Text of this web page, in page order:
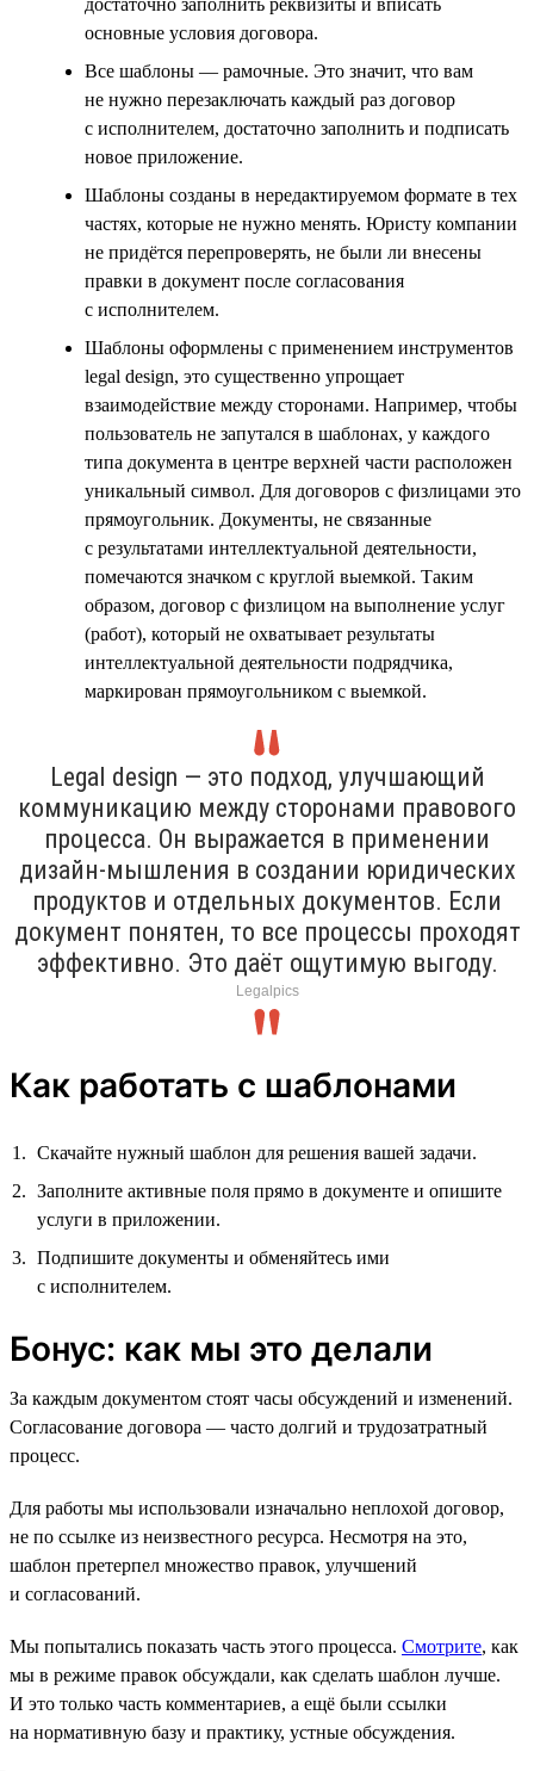
основные условия договора.
Все шаблоны — рамочные. Это значит, что вам
не нужно перезаключать каждый раз договор
с исполнителем, достаточно заполнить и подписать
новое приложение.
Шаблоны созданы в нередактируемом формате в тех
частях, которые не нужно менять. Юристу компании
не придётся перепроверять, не были ли внесены
правки в документ после согласования
с исполнителем.
Шаблоны оформлены с применением инструментов
legal design, это существенно упрощает
взаимодействие между сторонами. Например, чтобы
пользователь не запутался в шаблонах, у каждого
типа документа в центре верхней части расположен
уникальный символ. Для договоров с физлицами это
прямоугольник. Документы, не связанные
с результатами интеллектуальной деятельности,
помечаются значком с круглой выемкой. Таким
образом, договор с физлицом на выполнение услуг
(работ), который не охватывает результаты
интеллектуальной деятельности подрядчика,
маркирован прямоугольником с выемкой.
Legal design — это подход, улучшающий
коммуникацию между сторонами правового
процесса. Он выражается в применении
дизайн-мышления в создании юридических
продуктов и отдельных документов. Если
документ понятен, то все процессы проходят
эффективно. Это даёт ощутимую выгоду.
Legalpics
Как работать с шаблонами
Скачайте нужный шаблон для решения вашей задачи.
Заполните активные поля прямо в документе и опишите
услуги в приложении.
Подпишите документы и обменяйтесь ими
с исполнителем.
Бонус: как мы это делали
За каждым документом стоят часы обсуждений и изменений.
Согласование договора — часто долгий и трудозатратный
процесс.
Для работы мы использовали изначально неплохой договор,
не по ссылке из неизвестного ресурса. Несмотря на это,
шаблон претерпел множество правок, улучшений
и согласований.
Мы попытались показать часть этого процесса. Смотрите, как
мы в режиме правок обсуждали, как сделать шаблон лучше.
И это только часть комментариев, а ещё были ссылки
на нормативную базу и практику, устные обсуждения.